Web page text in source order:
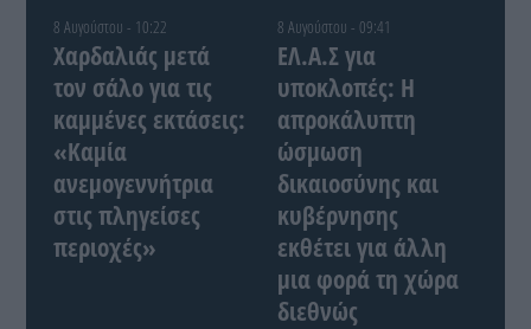
8 Αυγούστου - 10:22
Χαρδαλιάς μετά
τον σάλο για τις
καμμένες εκτάσεις:
«Καμία
ανεμογεννήτρια
στις πληγείσες
περιοχές»
8 Αυγούστου - 09:41
ΕΛ.Α.Σ για
υποκλοπές: Η
απροκάλυπτη
ώσμωση
δικαιοσύνης και
κυβέρνησης
εκθέτει για άλλη
μια φορά τη χώρα
διεθνώς